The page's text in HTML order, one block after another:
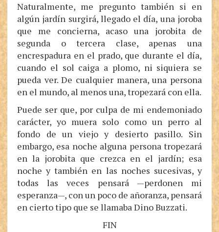
Naturalmente, me pregunto también si en
algún jardín surgirá, llegado el día, una joroba
que me concierna, acaso una jorobita de
segunda o tercera clase, apenas una
encrespadura en el prado, que durante el día,
cuando el sol caiga a plomo, ni siquiera se
pueda ver. De cualquier manera, una persona
en el mundo, al menos una, tropezará con ella.
Puede ser que, por culpa de mi endemoniado
carácter, yo muera solo como un perro al
fondo de un viejo y desierto pasillo. Sin
embargo, esa noche alguna persona tropezará
en la jorobita que crezca en el jardín; esa
noche y también en las noches sucesivas, y
todas las veces pensará —perdonen mi
esperanza—, con un poco de añoranza, pensará
en cierto tipo que se llamaba Dino Buzzati.
FIN